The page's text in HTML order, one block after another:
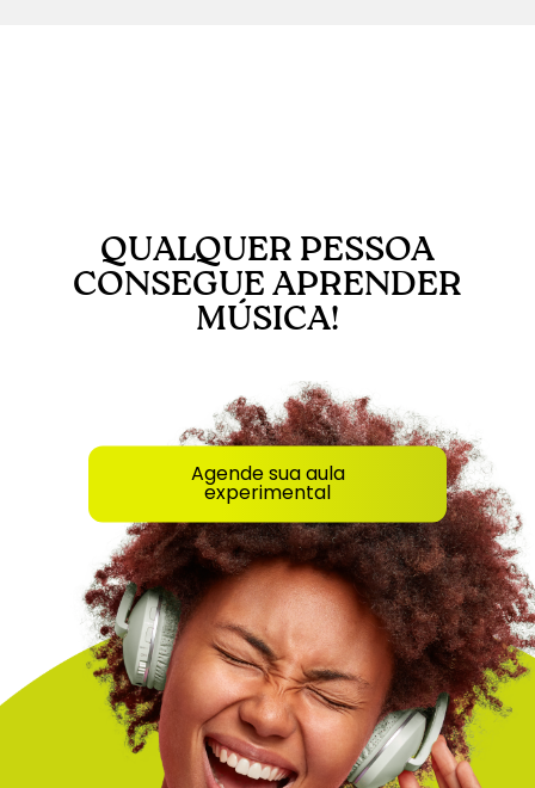
QUALQUER PESSOA
CONSEGUE APRENDER
MÚSICA!
Agende sua aula
experimental